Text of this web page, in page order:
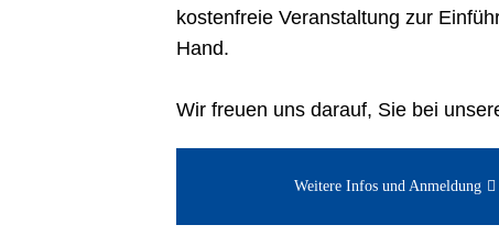
kostenfreie Veranstaltung zur
Hand.
Wir freuen uns darauf, Sie bei
Weitere Infos und Anmeldung